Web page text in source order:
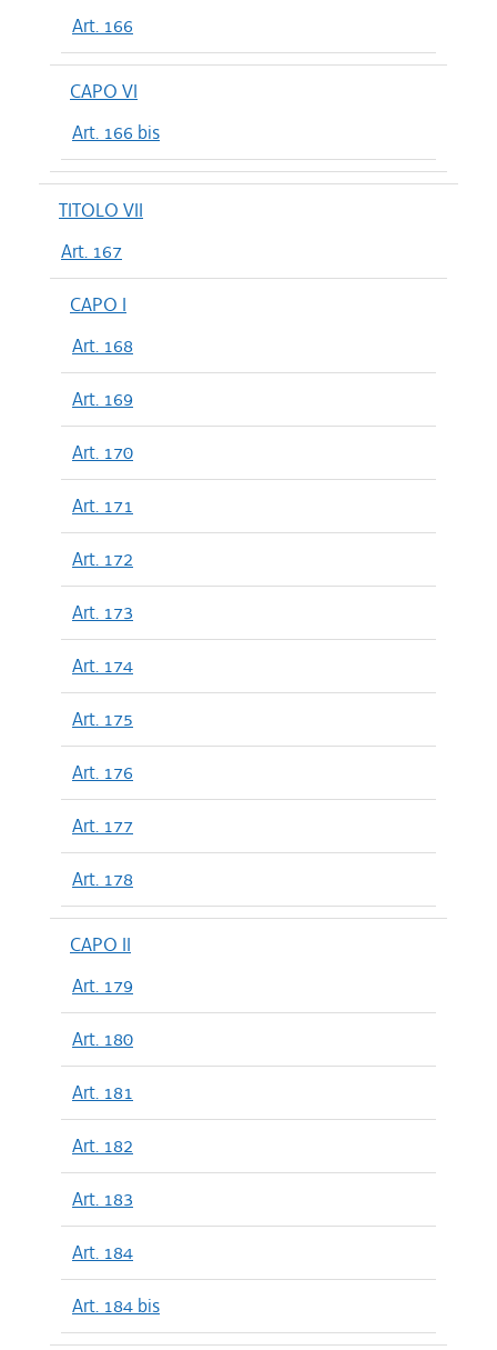
Art. 166
CAPO VI
Art. 166 bis
TITOLO VII
Art. 167
CAPO I
Art. 168
Art. 169
Art. 170
Art. 171
Art. 172
Art. 173
Art. 174
Art. 175
Art. 176
Art. 177
Art. 178
CAPO II
Art. 179
Art. 180
Art. 181
Art. 182
Art. 183
Art. 184
Art. 184 bis